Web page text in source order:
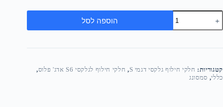
הוספה לסל
קטגוריות: חלקי חילוף גלקסי דגמי S , חלקי חילוף לגלקסי S6 אדג' פלוס
,
כללי, סמסונג